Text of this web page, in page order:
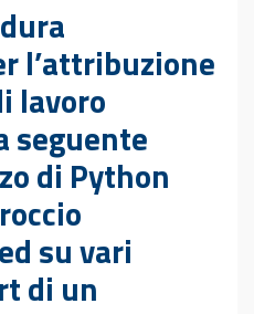
l’attribuzione
lavoro
seguente
di Python
su vari
di un